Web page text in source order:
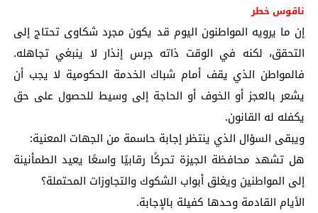
ناقوس خطر
إن ما يرويه المواطنون اليوم قد يكون مجرد شكاوى تحتاج إلى
التحقق، لكنه في الوقت ذاته جرس إنذار لا ينبغي تجاهله.
فالمواطن الذي يقف أمام شباك الخدمة الحكومية لا يجب أن
يشعر بالعجز أو الخوف أو الحاجة إلى وسيط للحصول على حق
يكفله له القانون.
ويبقى السؤال الذي ينتظر إجابة حاسمة من الجهات المعنية:
هل تشهد محافظة الجيزة تحركًا رقابيًا واسعًا يعيد الطمأنينة
إلى المواطنين ويغلق أبواب الشكوك والتجاوزات المحتملة؟
الأيام القادمة وحدها كفيلة بالإجابة.